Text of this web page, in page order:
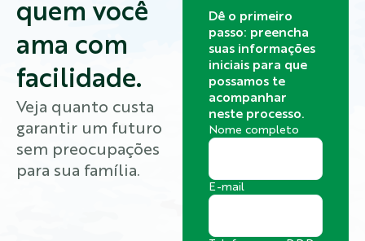
quem você
ama com
facilidade.
Veja quanto custa
garantir um futuro
sem preocupações
para sua família.
Dê o primeiro
passo: preencha
suas informações
iniciais para que
possamos te
acompanhar
neste processo.
Nome completo
E-mail